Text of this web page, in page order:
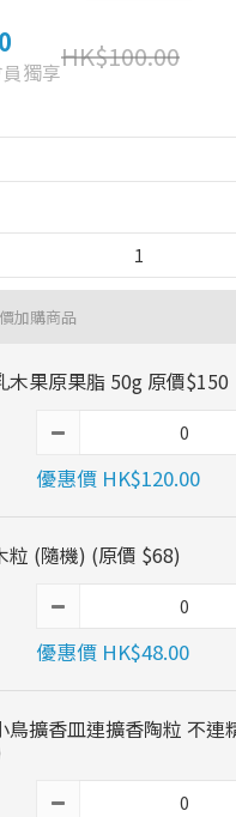
HK$100.00
獨享
加購商品
木果原果脂 50g 原價$150
優惠價 HK$120.00
粒 (隨機) (原價 $68)
優惠價 HK$48.00
鳥擴香皿連擴香陶粒 不連